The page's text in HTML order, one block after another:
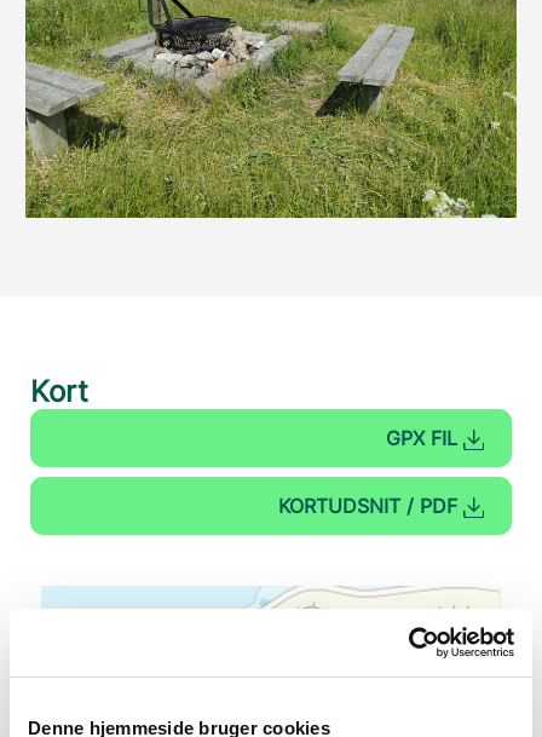
Denne hjemmeside bruger cookies
Kort
GPX FIL
KORTUDSNIT / PDF